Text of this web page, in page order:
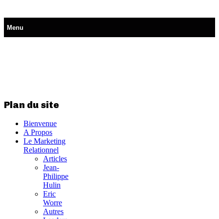
to
content
Menu
Plan du site
Bienvenue
A Propos
Le Marketing
Relationnel
Articles
Jean-
Philippe
Hulin
Eric
Worre
Autres